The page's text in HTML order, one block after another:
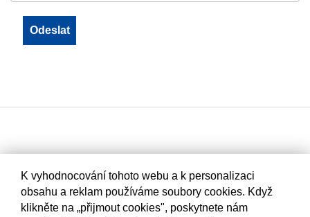
K vyhodnocování tohoto webu a k personalizaci
obsahu a reklam používáme soubory cookies. Když
klikněte na „přijmout cookies", poskytnete nám